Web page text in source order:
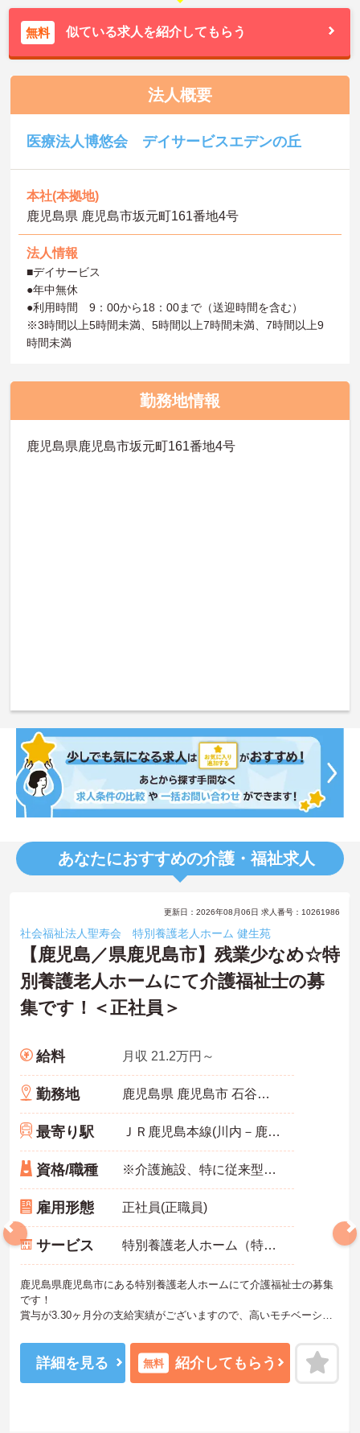
無料 似ている求人を紹介してもらう
法人概要
医療法人博悠会 デイサービスエデンの丘
本社(本拠地)
鹿児島県 鹿児島市坂元町161番地4号
法人情報
■デイサービス
●年中無休
●利用時間 9：00から18：00まで（送迎時間を含む）
※3時間以上5時間未満、5時間以上7時間未満、7時間以上9
時間未満
勤務地情報
鹿児島県鹿児島市坂元町161番地4号
あなたにおすすめの介護・福祉求人
更新日：2026年08月06日 求人番号：10261986
社会福祉法人聖寿会 特別養護老人ホーム 健生苑
【鹿児島／県鹿児島市】残業少なめ☆特
別養護老人ホームにて介護福祉士の募
集です！＜正社員＞
給料 月収 21.2万円～
勤務地 鹿児島県 鹿児島市 石谷町3523
最寄り駅 ＪＲ鹿児島本線(川内－鹿児島中央)「薩摩松元駅」バス・車14分
資格/職種 ※介護施設、特に従来型特別養護老人ホームでの介護経験あれば尚可
雇用形態 正社員(正職員)
サービス 特別養護老人ホーム（特養）
鹿児島県鹿児島市にある特別養護老人ホームにて介護福祉士の募集
です！
賞与が3.30ヶ月分の支給実績がございますので、高いモチベーショ
ご興味のある方には、面接対策ポイントなど、さらに詳細をお話し
いたしますのでお気軽にご相談ください！
詳細を見る 無料 紹介してもらう